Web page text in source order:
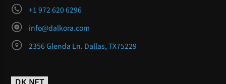
+1 972 620 6296
info@dalkora.com
2356 Glenda Ln. Dallas, TX75229